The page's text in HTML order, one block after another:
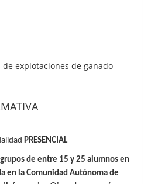
explotaciones de ganado
PRESENCIAL
de entre 15 y 25 alumnos en
en la Comunidad Autónoma de